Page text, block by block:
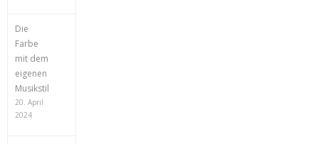
Die
Farbe
mit dem
eigenen
Musikstil
20. April
2024